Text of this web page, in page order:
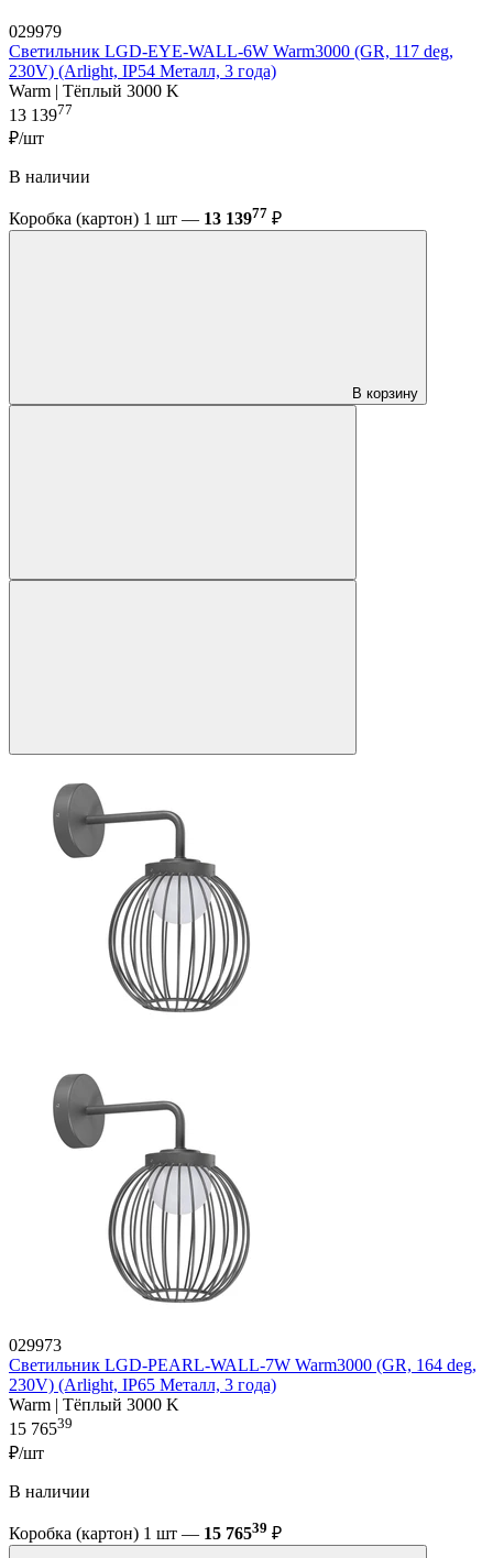
029979
Светильник LGD-EYE-WALL-6W Warm3000 (GR, 117 deg,
230V) (Arlight, IP54 Металл, 3 года)
Warm | Тёплый 3000 K
13 13977
₽/шт
В наличии
Коробка (картон) 1 шт — 13 13977 ₽
В корзину
029973
Светильник LGD-PEARL-WALL-7W Warm3000 (GR, 164 deg,
230V) (Arlight, IP65 Металл, 3 года)
Warm | Тёплый 3000 K
15 76539
₽/шт
В наличии
Коробка (картон) 1 шт — 15 76539 ₽